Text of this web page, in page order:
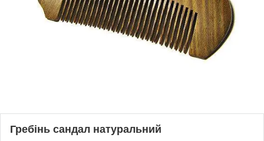
Гребінь сандал натуральний